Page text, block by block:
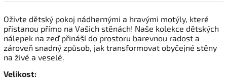
Oživte dětský pokoj nádhernými a hravými motýly, které
přistanou přímo na Vašich stěnách! Naše kolekce dětských
nálepek na zeď přináší do prostoru barevnou radost a
zároveň snadný způsob, jak transformovat obyčejné stěny
na živé a veselé.
Velikost: